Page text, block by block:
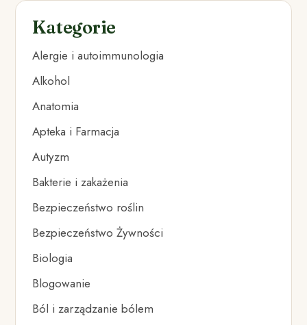
Kategorie
Alergie i autoimmunologia
Alkohol
Anatomia
Apteka i Farmacja
Autyzm
Bakterie i zakażenia
Bezpieczeństwo roślin
Bezpieczeństwo Żywności
Biologia
Blogowanie
Ból i zarządzanie bólem